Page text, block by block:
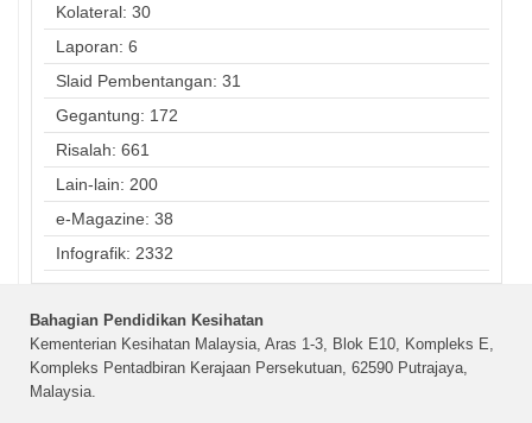
Kolateral: 30
Laporan: 6
Slaid Pembentangan: 31
Gegantung: 172
Risalah: 661
Lain-lain: 200
e-Magazine: 38
Infografik: 2332
Bahagian Pendidikan Kesihatan
Kementerian Kesihatan Malaysia, Aras 1-3, Blok E10, Kompleks E,
Kompleks Pentadbiran Kerajaan Persekutuan, 62590 Putrajaya,
Malaysia.